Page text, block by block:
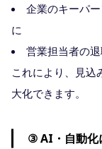
企業のキーパ
に
営業担当者の
これにより、見込
大化できます。
③ AI・自動化